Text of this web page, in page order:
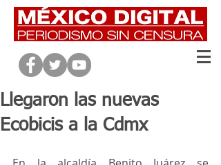
Llegaron las nuevas
Ecobicis a la Cdmx